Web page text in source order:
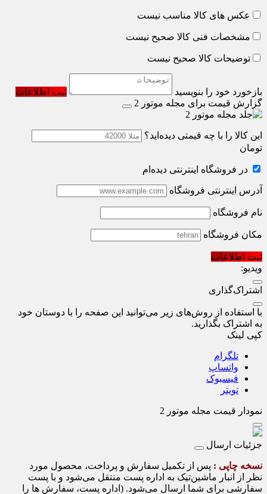
عکس های کالا مناسب نیست
مشخصات فنی کالا صحیح نیست
توضیحات کالا صحیح نیست
بازخورد خود را بنویسید
ثبت اطلاعات
گزارش قیمت برای مجله موتور 2
این کالا را با چه قیمتی دیده‌اید؟
تومان
در فروشگاه اینترنتی دیده‌ام
آدرس اینترنتی فروشگاه
نام فروشگاه
مکان فروشگاه
ثبت اطلاعات
ویدیو:
اشتراک‌گذاری
با استفاده از روش‌های زیر می‌توانید این صفحه را با دوستان خود
به اشتراک بگذارید.
کپی لینک
تلگرام
واتساپ
فیسبوک
تویتر
نمودار قیمت مجله موتور 2
جزئیات ارسال
نسخه چاپی : پس از تکمیل سفارش و پرداخت، محصول مورد
نظر از انبار ماشین‌تیک به اداره پست منتقل می‌شود و با پست
سفارشی برای شما ارسال می‌شود. (اداره پست، سفارش ها را